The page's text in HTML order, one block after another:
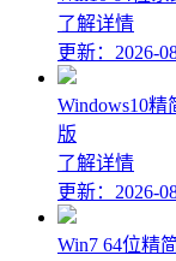
了解详情
更新：2026-
Windows10精
版
了解详情
更新：2026-
Win7 64位精